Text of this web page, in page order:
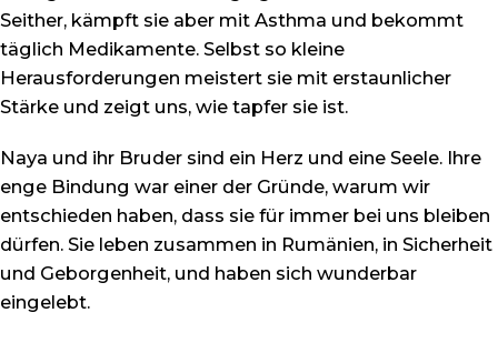
Seither, kämpft sie aber mit Asthma und bekommt
täglich Medikamente. Selbst so kleine
Herausforderungen meistert sie mit erstaunlicher
Stärke und zeigt uns, wie tapfer sie ist.
Naya und ihr Bruder sind ein Herz und eine Seele. Ihre
enge Bindung war einer der Gründe, warum wir
entschieden haben, dass sie für immer bei uns bleiben
dürfen. Sie leben zusammen in Rumänien, in Sicherheit
und Geborgenheit, und haben sich wunderbar
eingelebt.